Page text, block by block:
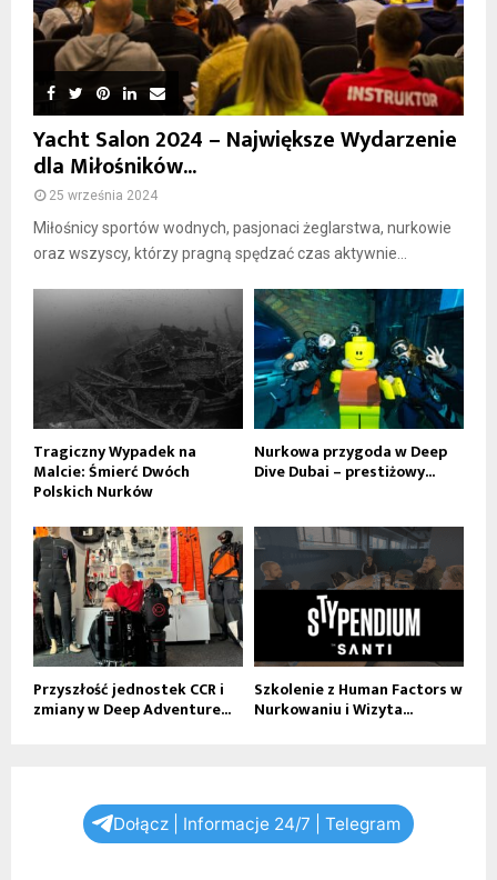
Yacht Salon 2024 – Największe Wydarzenie
dla Miłośników...
25 września 2024
Miłośnicy sportów wodnych, pasjonaci żeglarstwa, nurkowie
oraz wszyscy, którzy pragną spędzać czas aktywnie...
Tragiczny Wypadek na
Malcie: Śmierć Dwóch
Polskich Nurków
Nurkowa przygoda w Deep
Dive Dubai – prestiżowy...
Przyszłość jednostek CCR i
zmiany w Deep Adventure...
Szkolenie z Human Factors w
Nurkowaniu i Wizyta...
Dołącz | Informacje 24/7 | Telegram